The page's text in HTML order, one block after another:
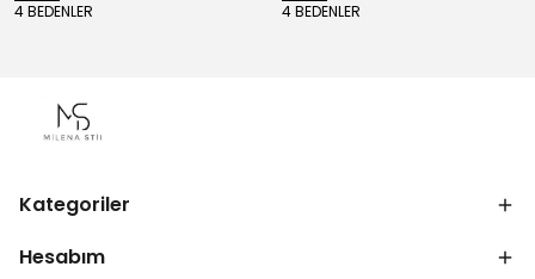
4 BEDENLER 4 BEDENLER
Kategoriler
Hesabım